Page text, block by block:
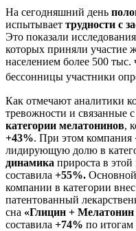
На сегодняшний день
испытывает трудности с
Это показали
которых приняли участие
населением более 500
бессонницы участники
Как отмечают аналитики
тревожности и связанные
категории мелатонинов,
+43%. При этом компания
лидирующую долю в
динамика прироста в этой
составила +55%.
компании в категории
патентованный
сна «Глицин +
составила +74% по итогам